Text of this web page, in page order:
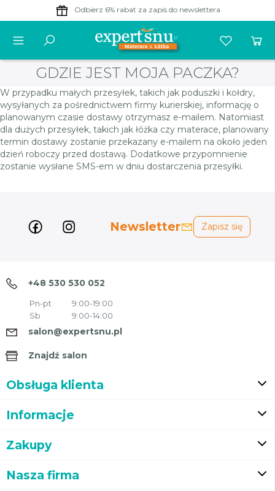
Odbierz 6% rabat za zapis do newslettera
GDZIE JEST MOJA PACZKA?
W przypadku małych przesyłek, takich jak poduszki i kołdry,
wysyłanych za pośrednictwem firmy kurierskiej, informację o
planowanym czasie dostawy otrzymasz e-mailem. Natomiast
dla dużych przesyłek, takich jak łóżka czy materace, planowany
termin dostawy zostanie przekazany e-mailem na około jeden
dzień roboczy przed dostawą. Dodatkowe przypomnienie
zostanie wysłane SMS-em w dniu dostarczenia przesyłki.
Newsletter Zapisz się
+48 530 530 052
Pn-pt
9:00-19:00
Sb
9:00-14:00
salon@expertsnu.pl
Znajdź salon
Obsługa klienta
Informacje
Zakupy
Nasza firma